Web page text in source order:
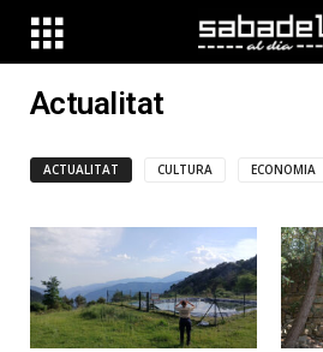
Actualitat
ACTUALITAT CULTURA ECONOMIA